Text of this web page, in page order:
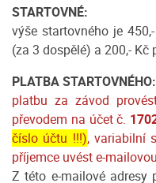
STARTOVNÉ:
výše startovného je
(za 3 dospělé) a 200,- Kč
PLATBA STARTOVNÉHO:
platbu za závod
převodem na účet č.
číslo účtu !!!), variabilní
příjemce uvést e-
Z této e-mailové adresy